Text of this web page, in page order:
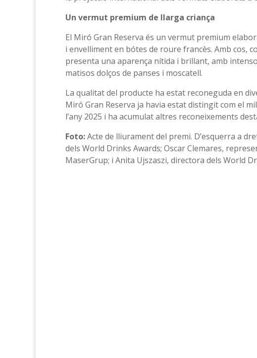
Un vermut premium de llarga criança
El Miró Gran Reserva és un vermut premium
i envelliment en bótes de roure francès. Amb cos,
presenta una aparença nítida i brillant, amb
matisos dolços de panses i moscatell.
La qualitat del producte ha estat reconeguda en
Miró Gran Reserva ja havia estat distingit com el
l’any 2025 i ha acumulat altres reconeixements
Foto:Acte de lliurament del premi. D’esquerra a
dels World Drinks Awards; Oscar Clemares,
MaserGrup; i Anita Ujszaszi, directora dels World